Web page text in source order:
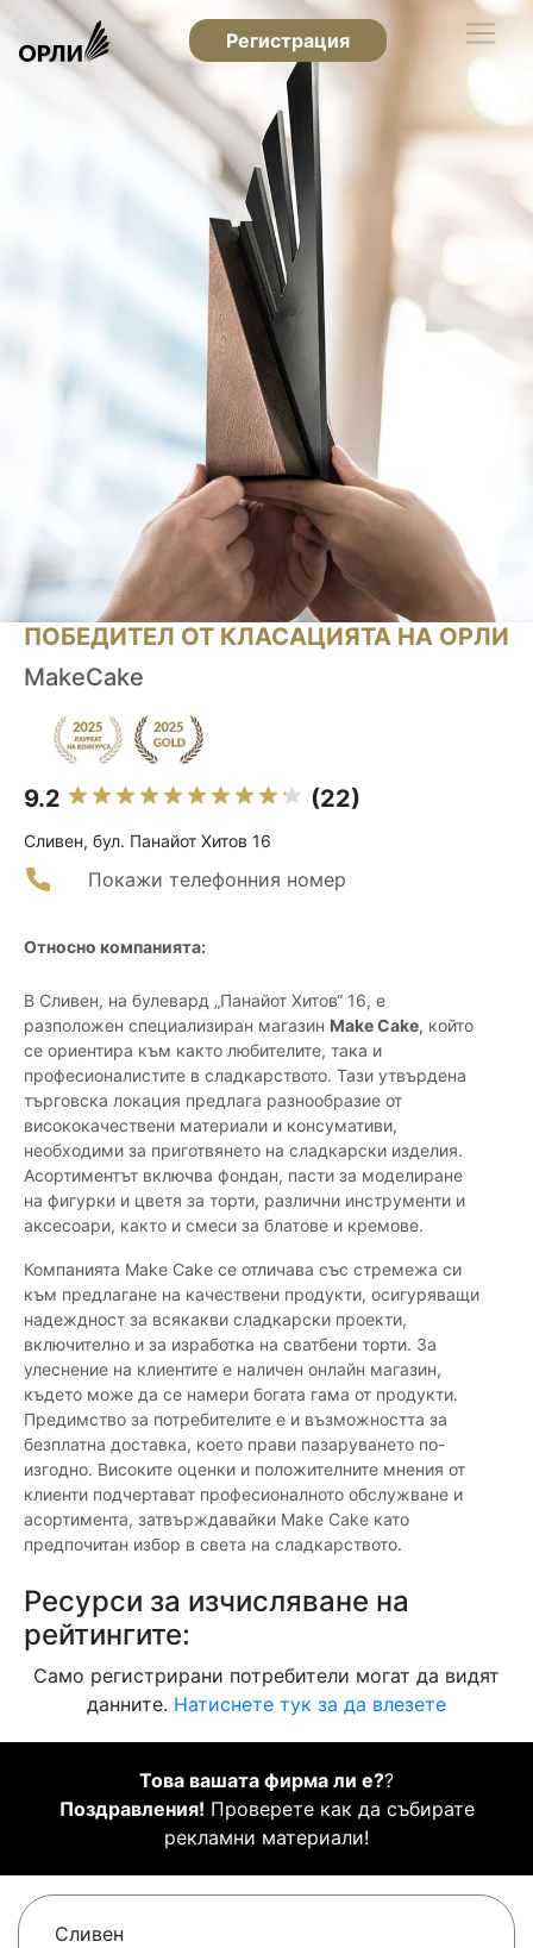
Регистрация
ПОБЕДИТЕЛ ОТ КЛАСАЦИЯТА НА ОРЛИ
MakeCake
9.2 (22)
Сливен, бул. Панайот Хитов 16
Покажи телефонния номер
Относно компанията:
В Сливен, на булевард „Панайот Хитов“ 16, е
разположен специализиран магазин Make Cake, който
се ориентира към както любителите, така и
професионалистите в сладкарството. Тази утвърдена
търговска локация предлага разнообразие от
висококачествени материали и консумативи,
необходими за приготвянето на сладкарски изделия.
Асортиментът включва фондан, пасти за моделиране
на фигурки и цветя за торти, различни инструменти и
аксесоари, както и смеси за блатове и кремове.
Компанията Make Cake се отличава със стремежа си
към предлагане на качествени продукти, осигуряващи
надеждност за всякакви сладкарски проекти,
включително и за изработка на сватбени торти. За
улеснение на клиентите е наличен онлайн магазин,
където може да се намери богата гама от продукти.
Предимство за потребителите е и възможността за
безплатна доставка, което прави пазаруването по-
изгодно. Високите оценки и положителните мнения от
клиенти подчертават професионалното обслужване и
асортимента, затвърждавайки Make Cake като
предпочитан избор в света на сладкарството.
Ресурси за изчисляване на
рейтингите:
Само регистрирани потребители могат да видят
данните. Натиснете тук за да влезете
Това вашата фирма ли е??
Поздравления! Проверете как да събирате
рекламни материали!
Сливен